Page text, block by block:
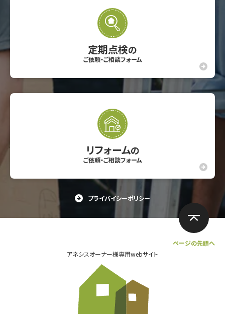
定期点検の
ご依頼・ご相談フォーム
リフォームの
ご依頼・ご相談フォーム
プライバイシーポリシー
アネシスオーナー様専用webサイト
ページの先頭へ